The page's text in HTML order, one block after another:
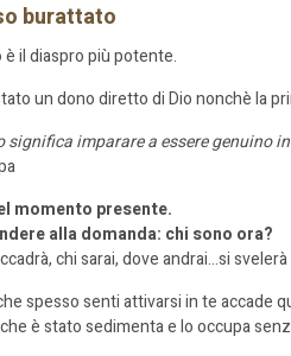
burattato
è il diaspro più potente.
un dono diretto di Dio nonchè la
significa imparare a essere genuino
momento presente.
alla domanda: chi sono ora?
chi sarai, dove andrai…si
spesso senti attivarsi in te accade
è stato sedimenta elo occupa